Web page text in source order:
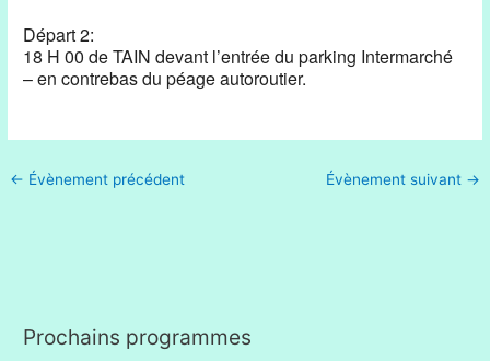
Départ 2:
18 H 00 de TAIN devant l’entrée du parking Intermarché
– en contrebas du péage autoroutier.
← Évènement précédent Évènement suivant →
Prochains programmes